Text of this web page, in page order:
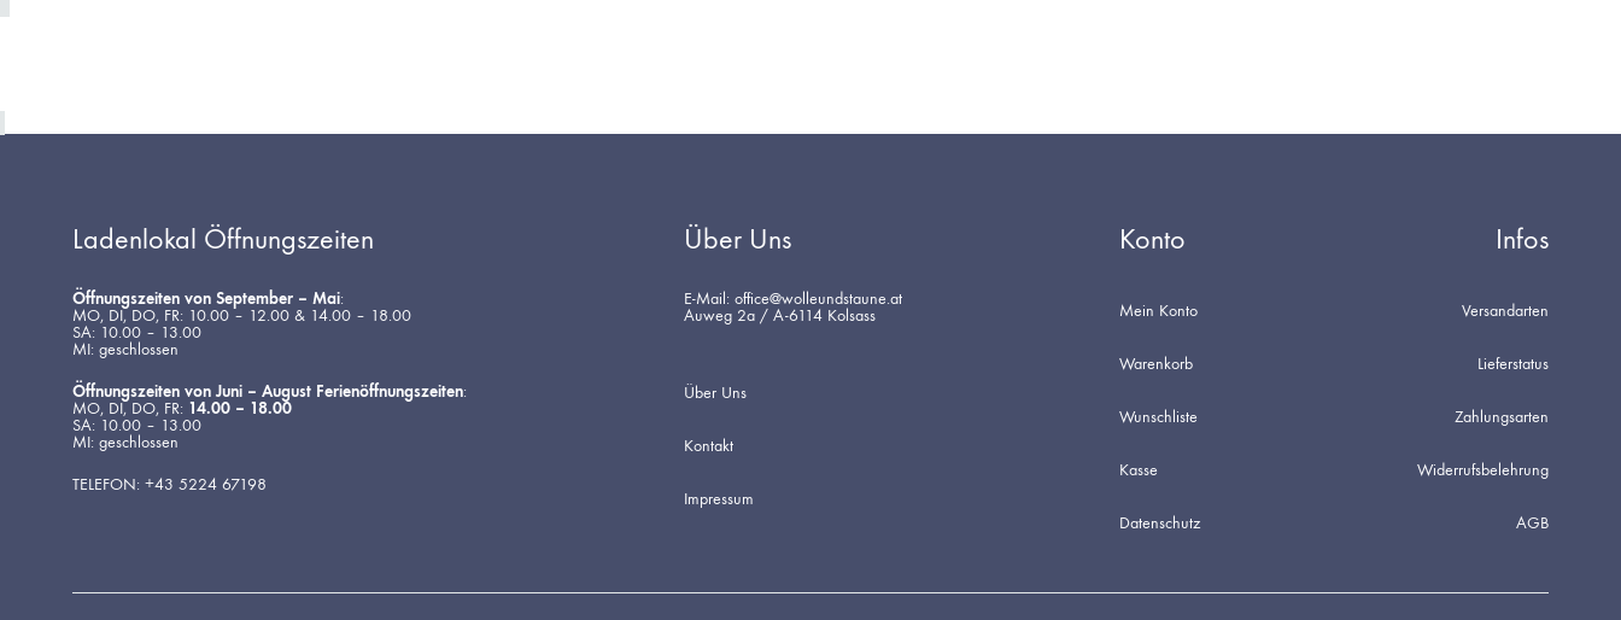
Ladenlokal Öffnungszeiten
Öffnungszeiten von September – Mai:
MO, DI, DO, FR: 10.00 – 12.00 & 14.00 – 18.00
SA: 10.00 – 13.00
MI: geschlossen
Öffnungszeiten von Juni – August Ferienöffnungszeiten:
MO, DI, DO, FR: 14.00 – 18.00
SA: 10.00 – 13.00
MI: geschlossen
TELEFON: +43 5224 67198
Über Uns
E-Mail: office@wolleundstaune.at
Auweg 2a / A-6114 Kolsass
Über Uns
Kontakt
Impressum
Konto
Mein Konto
Warenkorb
Wunschliste
Kasse
Datenschutz
Infos
Versandarten
Lieferstatus
Zahlungsarten
Widerrufsbelehrung
AGB